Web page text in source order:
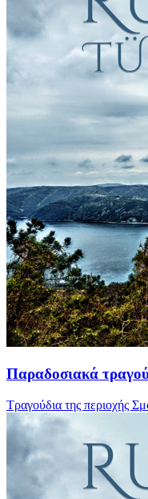
Παραδοσιακά
Τραγούδια της περιοχής